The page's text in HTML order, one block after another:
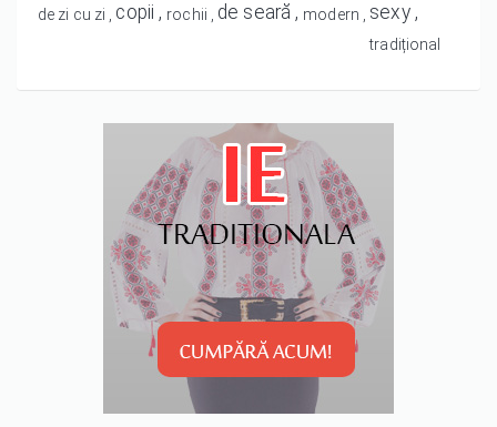
de zi cu zi copii rochii de seară modern sexy
tradițional